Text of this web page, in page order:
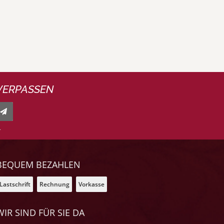
BEZAHLEN
Lastschrift Rechnung Vorkasse
SIND FÜR SIE DA